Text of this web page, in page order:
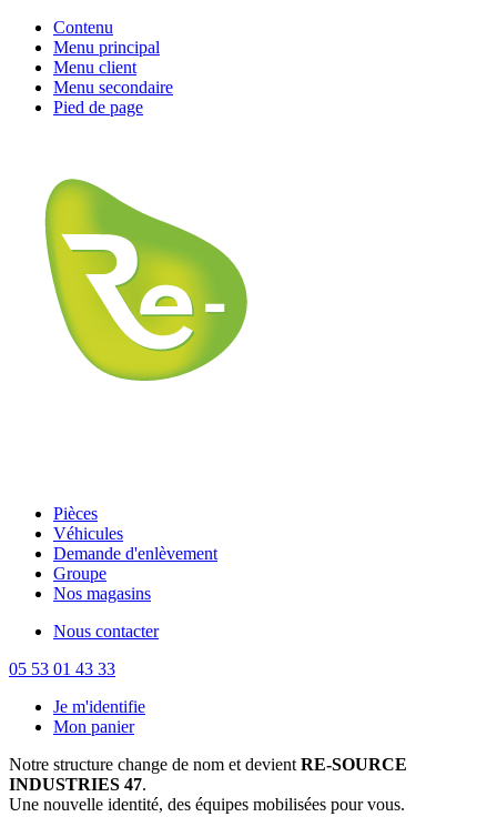
Contenu
Menu principal
Menu client
Menu secondaire
Pied de page
Pièces
Véhicules
Demande d'enlèvement
Groupe
Nos magasins
Nous contacter
05 53 01 43 33
Je m'identifie
Mon panier
Notre structure change de nom et devient RE-SOURCE
INDUSTRIES 47.
Une nouvelle identité, des équipes mobilisées pour vous.